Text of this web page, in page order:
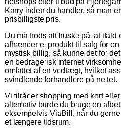
Karry inden du handler, så man
prisbilligste pris.
Du må trods alt huske på, at ifald
afhænder et produkt til salg for
mystisk billig, så kunne det for
en bedragerisk internet
omfattet af en vedtægt, hvilket
svindlende forhandlere på nettet.
Vi tilråder shopping med kort
alternativ burde du bruge en
eksempelvis ViaBill, når du
et længere tidsrum.